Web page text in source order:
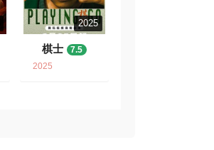
2025
棋士
7.5
2025